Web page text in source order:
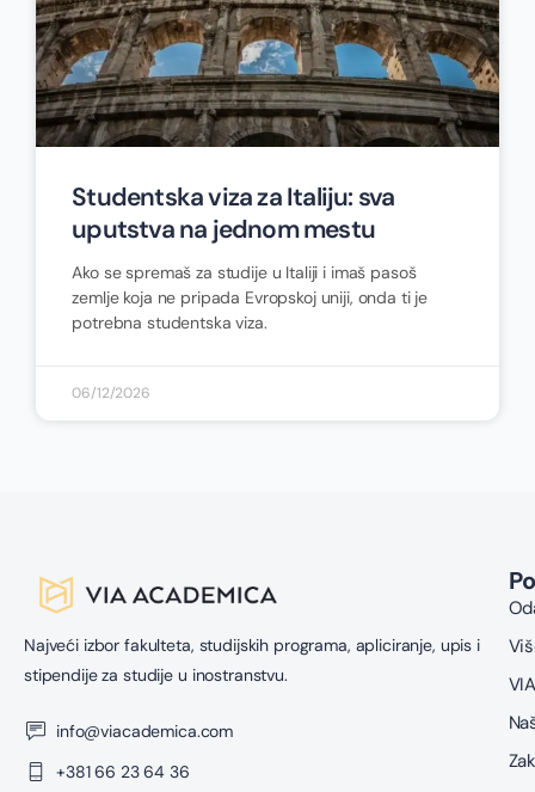
Studentska viza za Italiju: sva
uputstva na jednom mestu
Ako se spremaš za studije u Italiji i imaš pasoš
zemlje koja ne pripada Evropskoj uniji, onda ti je
potrebna studentska viza.
06/12/2026
Najveći izbor fakulteta, studijskih programa, apliciranje, upis i
stipendije za studije u inostranstvu.
info@viacademica.com
+381 66 23 64 36